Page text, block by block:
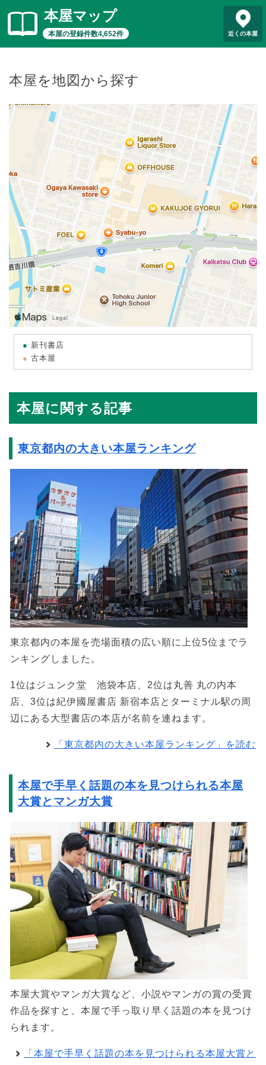
本屋マップ
本屋の登録件数4,652件 近くの本屋
本屋を地図から探す
新刊書店
古本屋
本屋に関する記事
東京都内の大きい本屋ランキング
東京都内の本屋を売場面積の広い順に上位5位までラ
ンキングしました。
1位はジュンク堂 池袋本店、2位は丸善 丸の内本
店、3位は紀伊國屋書店 新宿本店とターミナル駅の周
辺にある大型書店の本店が名前を連ねます。
「東京都内の大きい本屋ランキング」を読む
本屋で手早く話題の本を見つけられる本屋
大賞とマンガ大賞
本屋大賞やマンガ大賞など、小説やマンガの賞の受賞
作品を探すと、本屋で手っ取り早く話題の本を見つけ
られます。
「本屋で手早く話題の本を見つけられる本屋大賞と